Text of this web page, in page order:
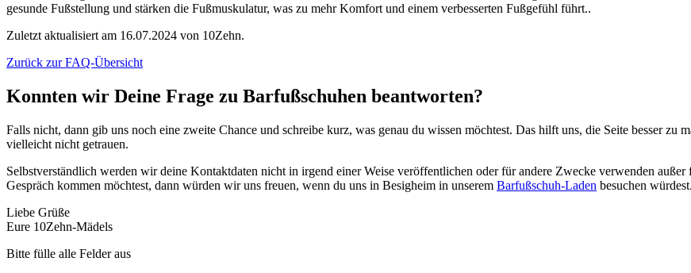
gesunde Fußstellung und stärken die Fußmuskulatur, was zu mehr Komfort und einem verbesserten Fußgefühl führt..
Zuletzt aktualisiert am 16.07.2024 von 10Zehn.
Zurück zur FAQ-Übersicht
Konnten wir Deine Frage zu Barfußschuhen beantworten?
Falls nicht, dann gib uns noch eine zweite Chance und schreibe kurz, was genau du wissen möchtest. Das hilft uns, die Seite besser zu
vielleicht nicht getrauen.
Selbstverständlich werden wir deine Kontaktdaten nicht in irgend einer Weise veröffentlichen oder für andere Zwecke verwenden
Gespräch kommen möchtest, dann würden wir uns freuen, wenn du uns in Besigheim in unserem Barfußschuh-Laden besuchen würdest.
Liebe Grüße
Eure 10Zehn-Mädels
Bitte fülle alle Felder aus